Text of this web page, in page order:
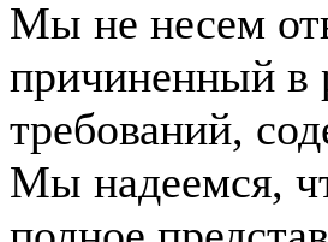
Мы не несем
причиненный в
требований,
Мы надеемся,